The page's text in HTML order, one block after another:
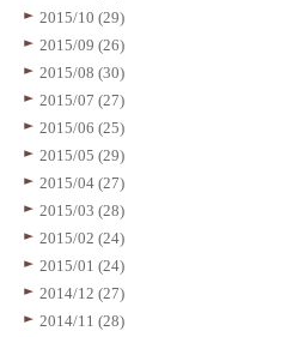
2015/10 (29)
2015/09 (26)
2015/08 (30)
2015/07 (27)
2015/06 (25)
2015/05 (29)
2015/04 (27)
2015/03 (28)
2015/02 (24)
2015/01 (24)
2014/12 (27)
2014/11 (28)